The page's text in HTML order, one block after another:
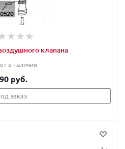
клапана
в наличии
руб.
заказ